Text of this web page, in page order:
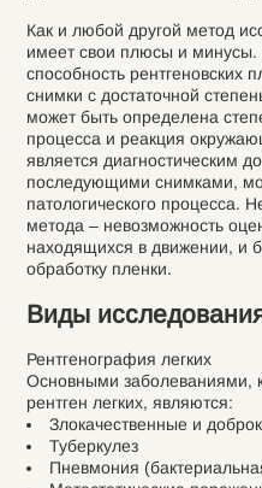
Как и любой другой метод
имеет свои плюсы и
способность рентгеновских
снимки с достаточной
может быть определена
процесса и реакция
является диагностическим
последующими снимками,
патологического процесса.
метода – невозможность
находящихся в движении, и
обработку пленки.
Виды
Рентгенография легких
Основными заболеваниями,
рентген легких, являются:
Злокачественные и
Туберкулез
Пневмония